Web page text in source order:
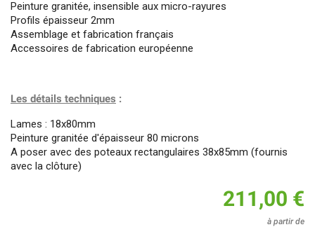
Peinture granitée, insensible aux micro-rayures
Profils épaisseur 2mm
Assemblage et fabrication français
Accessoires de fabrication européenne
Les détails techniques :
Lames : 18x80mm
Peinture granitée d'épaisseur 80 microns
A poser avec des poteaux rectangulaires 38x85mm (fournis
avec la clôture)
211,00 €
à partir de